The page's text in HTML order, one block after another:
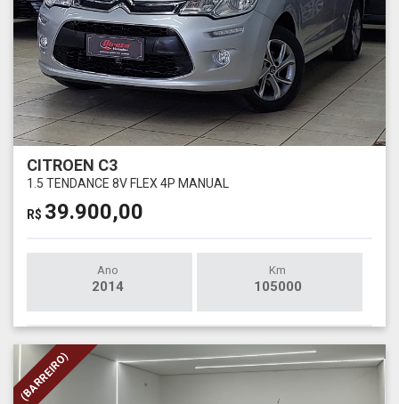
CITROEN C3
1.5 TENDANCE 8V FLEX 4P MANUAL
R$ 39.900,00
Ano
2014
Km
105000
(BARREIRO)